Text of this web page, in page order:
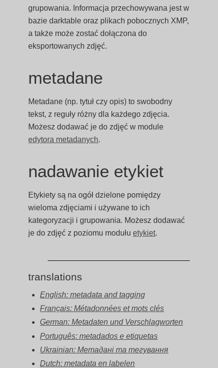
grupowania. Informacja przechowywana jest w
bazie darktable oraz plikach pobocznych XMP,
a także może zostać dołączona do
eksportowanych zdjęć.
metadane
Metadane (np. tytuł czy opis) to swobodny
tekst, z reguły różny dla każdego zdjęcia.
Możesz dodawać je do zdjęć w module
edytora metadanych.
nadawanie etykiet
Etykiety są na ogół dzielone pomiędzy
wieloma zdjęciami i używane to ich
kategoryzacji i grupowania. Możesz dodawać
je do zdjęć z poziomu modułuetykiet.
translations
English: metadata and tagging
Français: Métadonnées et mots clés
German: Metadaten und Verschlagworten
Português: metadados e etiquetas
Ukrainian: Метадані та тегування
Dutch: metadata en labelen